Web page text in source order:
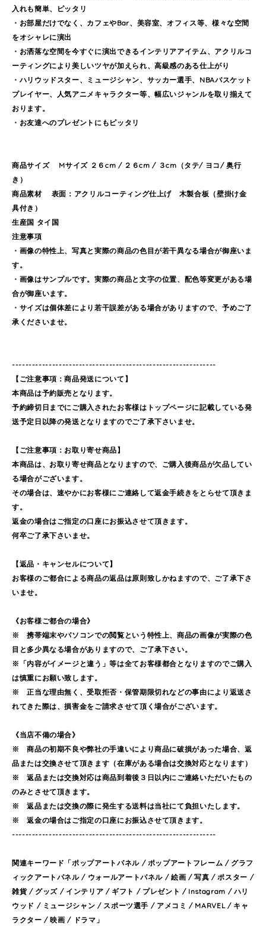
入れも簡単、ピッタリ
・お部屋だけでなく、カフェやBar、美容室、オフィス等、様々な空間
をオシャレに演出
・お洒落な空間を今すぐに演出できるインテリアアイテム、アクリルコ
ーティングにより美しいツヤが加えられ、高級感のある仕上がり
・ハリウッドスター、ミュージシャン、サッカー選手、NBAバスケット
プレイヤー、人気アニメキャラクター等、幅広いジャンルを取り揃えて
おります。
・お友達へのプレゼントにもピッタリ
商品サイズ Mサイズ ２６cm / ２６cm / ３cm（タテ/ ヨコ/ 奥行
き）
商品素材 表面：アクリルコーティング仕上げ 木製合板（壁掛け金
具付き）
生産国 タイ国
注意事項
・画像の特性上、写真と実際の商品の色目が若干異なる場合が御座いま
す。
・画像はサンプルです。実際の商品と文字の位置、配色等変更がある場
合が御座います。
・サイズは個体差により若干誤差がある場合がありますので、予めご了
承くださいませ。
-------------------------------------------------------------
【ご注意事項：商品発送について】
本商品は予約販売となります。
予約締切日までにご購入されたお客様はトップページに記載している発
送予定日以降の発送となりますのでご了承下さいませ。
【ご注意事項：お取り寄せ商品】
本商品は、お取り寄せ商品となりますので、ご購入後商品が欠品してい
る場合がございます。
その場合は、速やかにお客様にご連絡して返金手続きをとらせて頂きま
す。
返金の場合はご指定の口座にお振込させて頂きます。
何卒ご了承下さいませ。
【返品・キャンセルについて】
お客様のご都合による商品の返品は原則致しかねますので、ご了承下さ
いませ。
《お客様ご都合の場合》
※ 携帯端末やパソコンでの閲覧という特性上、商品の画像が実際の色
目と多少異なる場合がありますので、ご了承下さい。
※「内容がイメージと違う」等は全てお客様都合となりますのでご購入
は慎重にお願い致します。
※ 正当な理由無く、受取拒否・保管期限切れなどの事由により返送さ
れてきた際は、損害金をご請求させて頂く場合がございます。
《当店不備の場合》
※ 商品の初期不良や弊社の手違いにより商品に破損があった場合、返
品または交換させて頂きます（在庫がある場合は交換対応となります）
※ 返品または交換対応は商品到着後３日以内にご連絡いただいたもの
のみとさせて頂きます。
※ 返品または交換の際に発生する送料は当社にて負担いたします。
※ 返金の場合はご指定の口座にお振込させて頂きます。
-------------------------------------------------------------
関連キーワード「ポップアートパネル / ポップアートフレーム / グラフ
ィックアートパネル / ウォールアートパネル / 絵画 / 写真 / ポスター /
雑貨 / グッズ / インテリア / ギフト / プレゼント / Instagram / ハリ
ウッド / ミュージシャン / スポーツ選手 / アメコミ / MARVEL / キャ
ラクター / 映画 / ドラマ」